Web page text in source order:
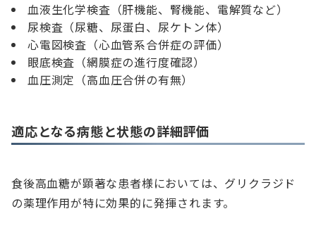
血液生化学検査（肝機能、腎機能、電解質など）
尿検査（尿糖、尿蛋白、尿ケトン体）
心電図検査（心血管系合併症の評価）
眼底検査（網膜症の進行度確認）
血圧測定（高血圧合併の有無）
適応となる病態と状態の詳細評価
食後高血糖が顕著な患者様においては、グリクラジド
の薬理作用が特に効果的に発揮されます。